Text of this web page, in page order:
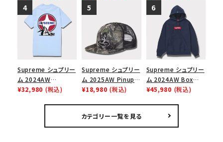
リーム ナイキエアフォ
ース１スニーカー シ
ューズ ホワイト
ョートスリーブトップ
Tシャツ ブラック 黒
ョーダンドローストリ
ングバッグ バックパッ
ク ブラック 黒
Supreme シュプリー
ム 2024AW
Hysteric Glamour
¥32,980 (税込)
Supreme シュプリー
ム 2025AW Pinup
Mesh Back 5-Panel
ップ トゥルーティン
バーHTC フォールカ
¥18,980 (税込)
Supreme シュプリー
ム 2024AW Box
Logo Hooded
ネイビー 紺
¥45,980 (税込)
カテゴリー一覧を見る